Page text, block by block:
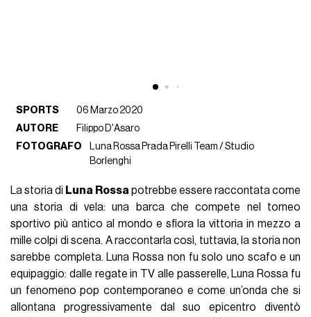
SPORTS
06 Marzo 2020
AUTORE
Filippo D'Asaro
FOTOGRAFO
Luna Rossa Prada Pirelli Team / Studio
Borlenghi
La storia di Luna Rossa potrebbe essere raccontata come
una storia di vela: una barca che compete nel torneo
sportivo più antico al mondo e sfiora la vittoria in mezzo a
mille colpi di scena. A raccontarla così, tuttavia, la storia non
sarebbe completa. Luna Rossa non fu solo uno scafo e un
equipaggio: dalle regate in TV alle passerelle, Luna Rossa fu
un fenomeno pop contemporaneo e come un’onda che si
allontana progressivamente dal suo epicentro diventò